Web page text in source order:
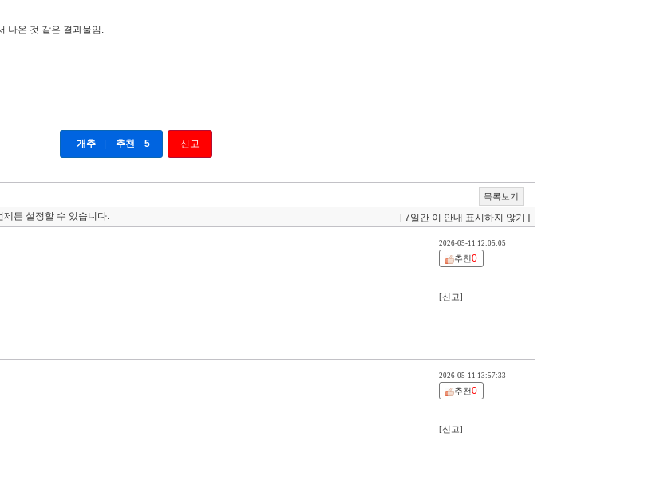
나온 것 같은 결과물임.
개추 추천 5 신고
목록보기
든 설정할 수 있습니다. [ 7일간 이 안내 표시하지 않기 ]
2026-05-11 12:05:05
추천0
[신고]
2026-05-11 13:57:33
추천0
[신고]